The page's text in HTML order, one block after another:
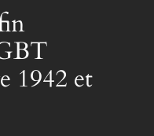
1942 et